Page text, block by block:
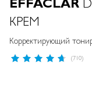
КРЕМ
Корректирующий
Рейтинг:
(710)